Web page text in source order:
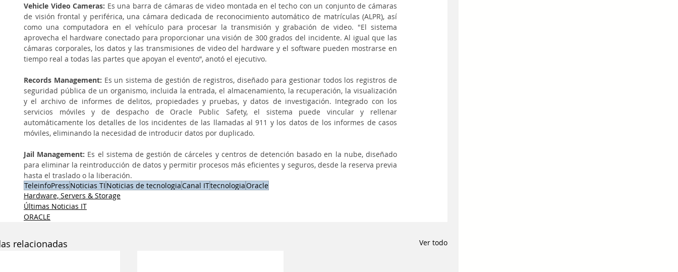
Vehicle Video Cameras: Es una barra de cámaras de video montada en el techo con un conjunto de cámaras
de visión frontal y periférica, una cámara dedicada de reconocimiento automático de matrículas (ALPR), así
como una computadora en el vehículo para procesar la transmisión y grabación de video. "El sistema
aprovecha el hardware conectado para proporcionar una visión de 300 grados del incidente. Al igual que las
cámaras corporales, los datos y las transmisiones de video del hardware y el software pueden mostrarse en
tiempo real a todas las partes que apoyan el evento”, anotó el ejecutivo.
Records Management: Es un sistema de gestión de registros, diseñado para gestionar todos los registros de
seguridad pública de un organismo, incluida la entrada, el almacenamiento, la recuperación, la visualización
y el archivo de informes de delitos, propiedades y pruebas, y datos de investigación. Integrado con los
servicios móviles y de despacho de Oracle Public Safety, el sistema puede vincular y rellenar
automáticamente los detalles de los incidentes de las llamadas al 911 y los datos de los informes de casos
móviles, eliminando la necesidad de introducir datos por duplicado.
Jail Management: Es el sistema de gestión de cárceles y centros de detención basado en la nube, diseñado
para eliminar la reintroducción de datos y permitir procesos más eficientes y seguros, desde la reserva previa
hasta el traslado o la liberación.
TeleinfoPress Noticias TI Noticias de tecnologiaCanal ITtecnologiaOracle
Hardware, Servers & Storage
Últimas Noticias IT
ORACLE
relacionadas Ver todo